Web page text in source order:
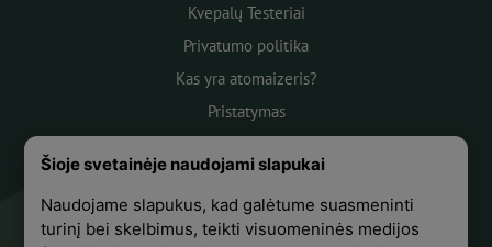
Kvepalų Testeriai
Privatumo politika
Kas yra atomaizeris?
Pristatymas
Apie mus
Atsiliepimai
Šioje svetainėje naudojami slapukai
Naudojame slapukus, kad galėtume suasmeninti
turinį bei skelbimus, teikti visuomeninės medijos